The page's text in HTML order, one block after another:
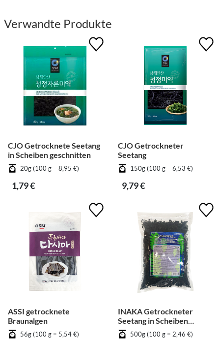
Verwandte Produkte
CJO Getrocknete Seetang
in Scheiben geschnitten
20g (100 g = 8,95 €)
1,79 €
CJO Getrockneter
Seetang
150g (100 g = 6,53 €)
9,79 €
ASSI getrocknete
Braunalgen
56g (100 g = 5,54 €)
INAKA Getrockneter
Seetang in Scheiben
geschnitten
500g (100 g = 2,46 €)